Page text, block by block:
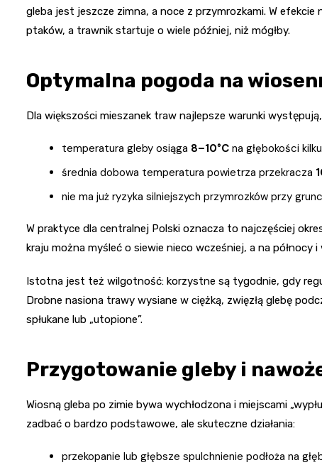
gleba jest jeszcze zimna, a noce z przymrozkami. W
ptaków, a trawnik startuje o wiele później, niż mógłby.
Optymalna pogoda na
Dla większości mieszanek traw najlepsze warunki
temperatura gleby osiąga 8–10°C na głębokości
średnia dobowa temperatura powietrza przekracza
nie ma już ryzyka silniejszych przymrozków przy
W praktyce dla centralnej Polski oznacza to najczęściej
kraju można myśleć o siewie nieco wcześniej, a na
Istotna jest też wilgotność: korzystne są tygodnie, gdy
Drobne nasiona trawy wysiane w ciężką, zwięzłą glebę
spłukane lub „utopione”.
Przygotowanie gleby i
Wiosną gleba po zimie bywa wychłodzona i miejscami
zadbać o bardzo podstawowe, ale skuteczne działania:
przekopanie lub głębsze spulchnienie podłoża na